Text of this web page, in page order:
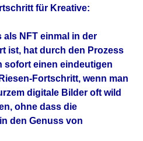
für Kreative:
als NFT einmal in der
ist, hat durch den Prozess
sofort einen eindeutigen
Fortschritt, wenn man
digitale Bilder oft wild
ohne dass die
den Genuss von